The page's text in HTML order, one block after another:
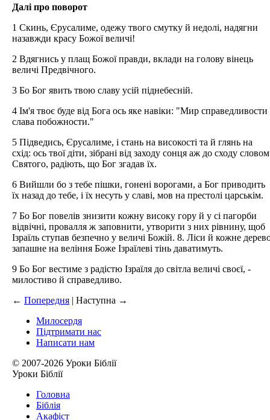
Далі про поворот
1 Скинь, Єрусалиме, одежу твого смутку й недолі, надягни
назавжди красу Божої величі!
2 Вдягнись у плащ Божої правди, вклади на голову вінець
величі Предвічного.
3 Бо Бог явить твою славу усій піднебесній.
4 Ім'я твоє буде від Бога ось яке навіки: "Мир справедливости
слава побожности."
5 Підведись, Єрусалиме, і стань на високості та й глянь на
схід: ось твої діти, зібрані від заходу сонця аж до сходу словом
Святого, радіють, що Бог згадав їх.
6 Вийшли бо з тебе пішки, гонені ворогами, а Бог приводить
їх назад до тебе, і їх несуть у славі, мов на престолі царськім.
7 Бо Бог повелів знизити кожну високу гору й у сі пагорби
відвічні, провалля ж заповнити, утворити з них рівнину, щоб
Ізраїль ступав безпечно у величі Божій. 8. Ліси й кожне
запашне на веління Боже Ізраїлеві тінь даватимуть.
9 Бо Бог вестиме з радістю Ізраїля до світла величі своєї, -
милостиво й справедливо.
← Попередня | Наступна →
Милосердя
Підтримати нас
Написати нам
© 2007-2026 Уроки Біблії
Уроки Біблії
Головна
Біблія
Акафіст